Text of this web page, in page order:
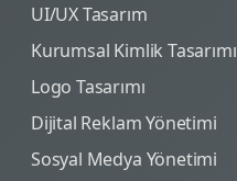
UI/UX Tasarım
Kurumsal Kimlik Tasarımı
Logo Tasarımı
Dijital Reklam Yönetimi
Sosyal Medya Yönetimi